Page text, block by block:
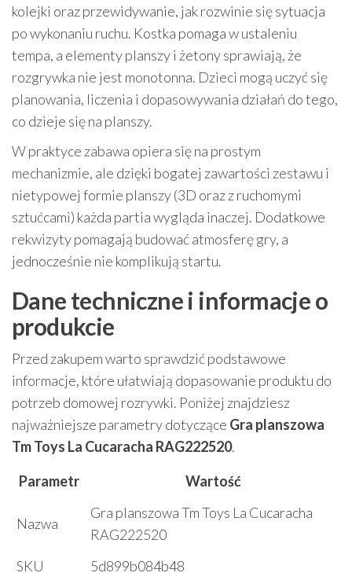
kolejki oraz przewidywanie, jak rozwinie się sytuacja
po wykonaniu ruchu. Kostka pomaga w ustaleniu
tempa, a elementy planszy i żetony sprawiają, że
rozgrywka nie jest monotonna. Dzieci mogą uczyć się
planowania, liczenia i dopasowywania działań do tego,
co dzieje się na planszy.
W praktyce zabawa opiera się na prostym
mechanizmie, ale dzięki bogatej zawartości zestawu i
nietypowej formie planszy (3D oraz z ruchomymi
sztućcami) każda partia wygląda inaczej. Dodatkowe
rekwizyty pomagają budować atmosferę gry, a
jednocześnie nie komplikują startu.
Dane techniczne i informacje o
produkcie
Przed zakupem warto sprawdzić podstawowe
informacje, które ułatwiają dopasowanie produktu do
potrzeb domowej rozrywki. Poniżej znajdziesz
najważniejsze parametry dotyczące Gra planszowa
Tm Toys La Cucaracha RAG222520.
Parametr
Wartość
Nazwa
Gra planszowa Tm Toys La Cucaracha
RAG222520
SKU
5d899b084b48